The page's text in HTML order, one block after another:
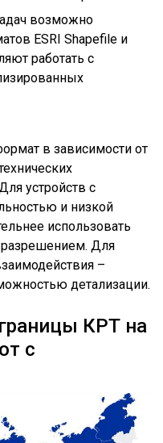
возможно
ESRI Shapefile и
работать с
в зависимости от
устройств с
и низкой
использовать
Для
–
детализации.
КРТ на
с